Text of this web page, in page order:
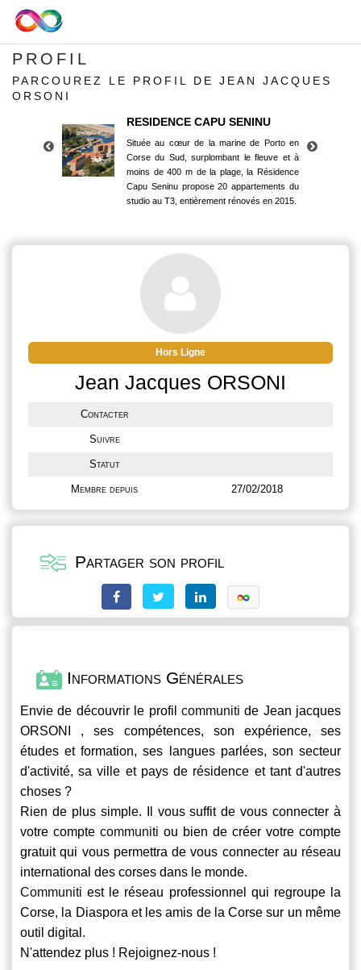
PROFIL
PARCOUREZ LE PROFIL DE JEAN JACQUES
ORSONI
RESIDENCE CAPU SENINU
Située au cœur de la marine de Porto en
Corse du Sud, surplombant le fleuve et à
moins de 400 m de la plage, la Résidence
Capu Seninu propose 20 appartements du
studio au T3, entièrement rénovés en 2015.
Corse du Sud, surplombant le fleuve et à
moins de 400 m de la plage, la Résidence
Capu Seninu propose 20 appartements du
studio au T3, entièrement rénovés en 2015.
Hors Ligne
Jean Jacques ORSONI
Contacter
Suivre
Statut
Membre depuis 27/02/2018
Partager son profil
Informations Générales
Envie de découvrir le profil communiti de Jean jacques
ORSONI , ses compétences, son expérience, ses
études et formation, ses langues parlées, son secteur
d'activité, sa ville et pays de résidence et tant d'autres
choses ?
Rien de plus simple. Il vous suffit de vous connecter à
votre compte communiti ou bien de créer votre compte
gratuit qui vous permettra de vous connecter au réseau
international des corses dans le monde.
Communiti est le réseau professionnel qui regroupe la
Corse, la Diaspora et les amis de la Corse sur un même
outil digital.
N'attendez plus ! Rejoignez-nous !